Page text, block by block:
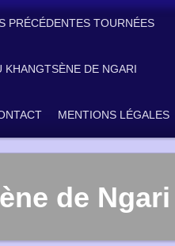
PRÉCÉDENTES TOURNÉES
KHANGTSÈNE DE NGARI
MENTIONS LÉGALES
de Ngari